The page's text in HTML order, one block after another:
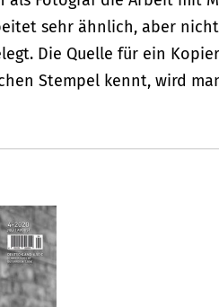
sehr ähnlich, aber
Die Quelle für ein
Stempel kennt, wird